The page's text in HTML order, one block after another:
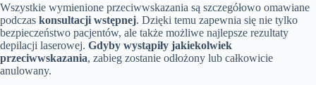
Wszystkie wymienione przeciwwskazania są szczegółowo omawiane
podczas konsultacji wstępnej. Dzięki temu zapewnia się nie tylko
bezpieczeństwo pacjentów, ale także możliwe najlepsze rezultaty
depilacji laserowej. Gdyby wystąpiły jakiekolwiek
przeciwwskazania, zabieg zostanie odłożony lub całkowicie
anulowany.